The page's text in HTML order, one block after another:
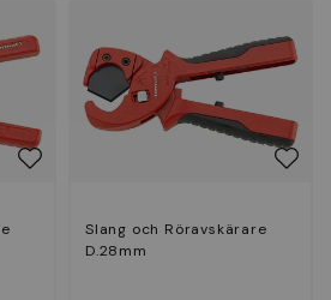
Slang och Röravskärare
D.28mm